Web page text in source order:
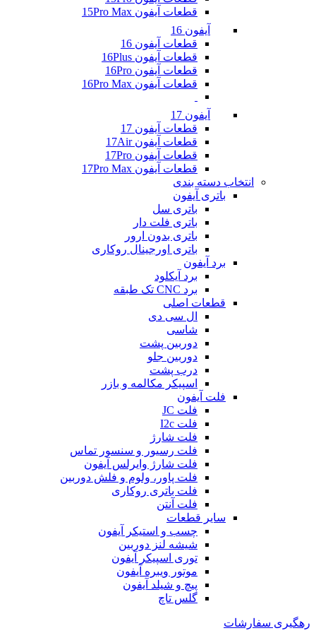
قطعات آیفون 15Pro Max
آیفون 16
قطعات آیفون 16
قطعات آیفون 16Plus
قطعات آیفون 16Pro
قطعات آیفون 16Pro Max
آیفون 17
قطعات آیفون 17
قطعات آیفون 17Air
قطعات آیفون 17Pro
قطعات آیفون 17Pro Max
انتخاب دسته بندی
باتری آیفون
باتری سل
باتری فلت دار
باتری بدون ارور
باتری اورجینال روکاری
برد آیفون
برد آیکلود
برد CNC تک طبقه
قطعات اصلی
ال سی دی
شاسی
دوربین پشت
دوربین جلو
درب پشت
اسپیکر مکالمه و بازر
فلت آیفون
فلت JC
فلت I2c
فلت شارژ
فلت رسیور و سنسور تماس
فلت شارژ وایرلس آیفون
فلت پاور، ولوم و فلش دوربین
فلت باتری روکاری
فلت آنتن
سایر قطعات
چسب و استیکر آیفون
شیشه لنز دوربین
توری اسپیکر آیفون
موتور ویبره آیفون
پیچ و شیلد آیفون
گلس تاچ
رهگیری سفارشات